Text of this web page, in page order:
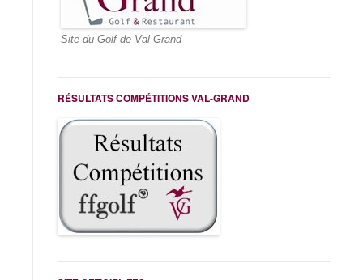
Site du Golf de Val Grand
RÉSULTATS COMPÉTITIONS VAL-GRAND